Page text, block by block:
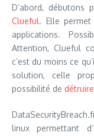
D’abord, débutons
Clueful. Elle permet
applications.
Attention, Clueful
c’est du moins ce
solution, celle
possibilité de
linux permettant